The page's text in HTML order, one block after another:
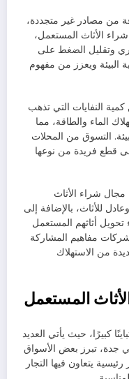
من مصادر غير متجددة،
شراء الأثاث المستعمل،
وتقليل الضغط على
البيئة ويعزز من مفهوم
النفايات التي تذهب
الماء والطاقة، مما
التسوق من المحلات
قطع فريدة من نوعها
شراء الأثاث
للأثاث، بالإضافة إلى
أثاثهم المستعمل
مفاهيم المشاركة
من الاستهلاك
المستعمل
كبيرًا، حيث يأتي العديد
جدة، تبرز بعض الأسواق
يتعاون فيها التجار